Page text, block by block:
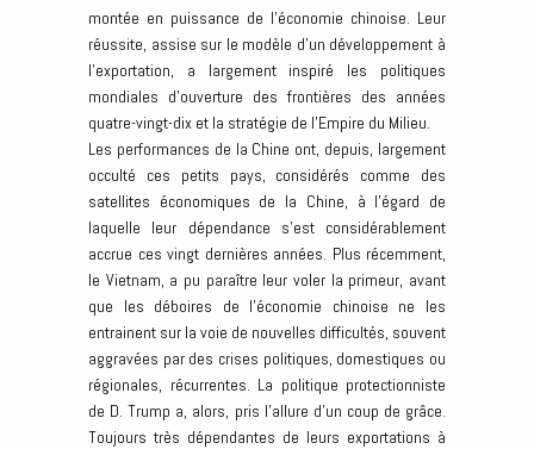
montée en puissance de l’économie chinoise. Leur
réussite, assise sur le modèle d’un développement à
l’exportation, a largement inspiré les politiques
mondiales d’ouverture des frontières des années
quatre-vingt-dix et la stratégie de l’Empire du Milieu.
Les performances de la Chine ont, depuis, largement
occulté ces petits pays, considérés comme des
satellites économiques de la Chine, à l’égard de
laquelle leur dépendance s’est considérablement
accrue ces vingt dernières années. Plus récemment,
le Vietnam, a pu paraître leur voler la primeur, avant
que les déboires de l’économie chinoise ne les
entrainent sur la voie de nouvelles difficultés, souvent
aggravées par des crises politiques, domestiques ou
régionales, récurrentes. La politique protectionniste
de D. Trump a, alors, pris l’allure d’un coup de grâce.
Toujours très dépendantes de leurs exportations à